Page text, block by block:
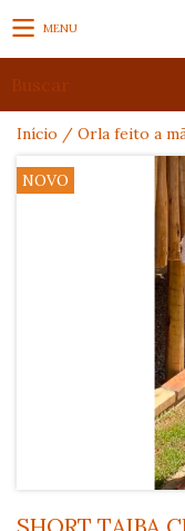
MENU
Início / Orla feito a
NOVO